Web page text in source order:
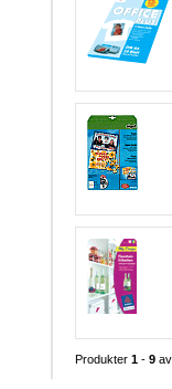
Produkter 1 - 9